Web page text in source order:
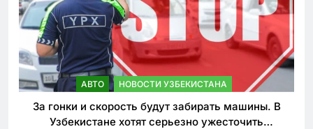
АВТО НОВОСТИ УЗБЕКИСТАНА
За гонки и скорость будут забирать машины. В
Узбекистане хотят серьезно ужесточить